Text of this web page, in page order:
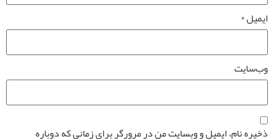
ایمیل*
وب‌سایت
ذخیره نام، ایمیل و وبسایت من در مرورگر برای زمانی که دوباره